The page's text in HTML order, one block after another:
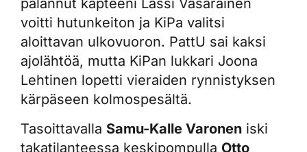
palannut kapteeni Lassi Vasarainen
voitti hutunkeiton ja KiPa valitsi
aloittavan ulkovuoron. PattU sai kaksi
ajolähtöä, mutta KiPan lukkari Joona
Lehtinen lopetti vieraiden rynnistyksen
kärpäseen kolmospesältä.
Tasoittavalla Samu-Kalle Varonen iski
takatilanteessa keskipompulla Otto